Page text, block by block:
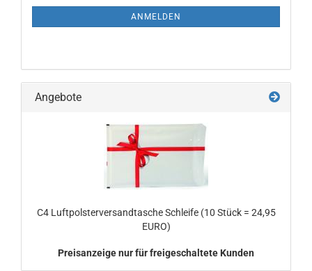
ANMELDEN
Angebote
C4 Luftpolsterversandtasche Schleife (10 Stück = 24,95
EURO)
Preisanzeige nur für freigeschaltete Kunden